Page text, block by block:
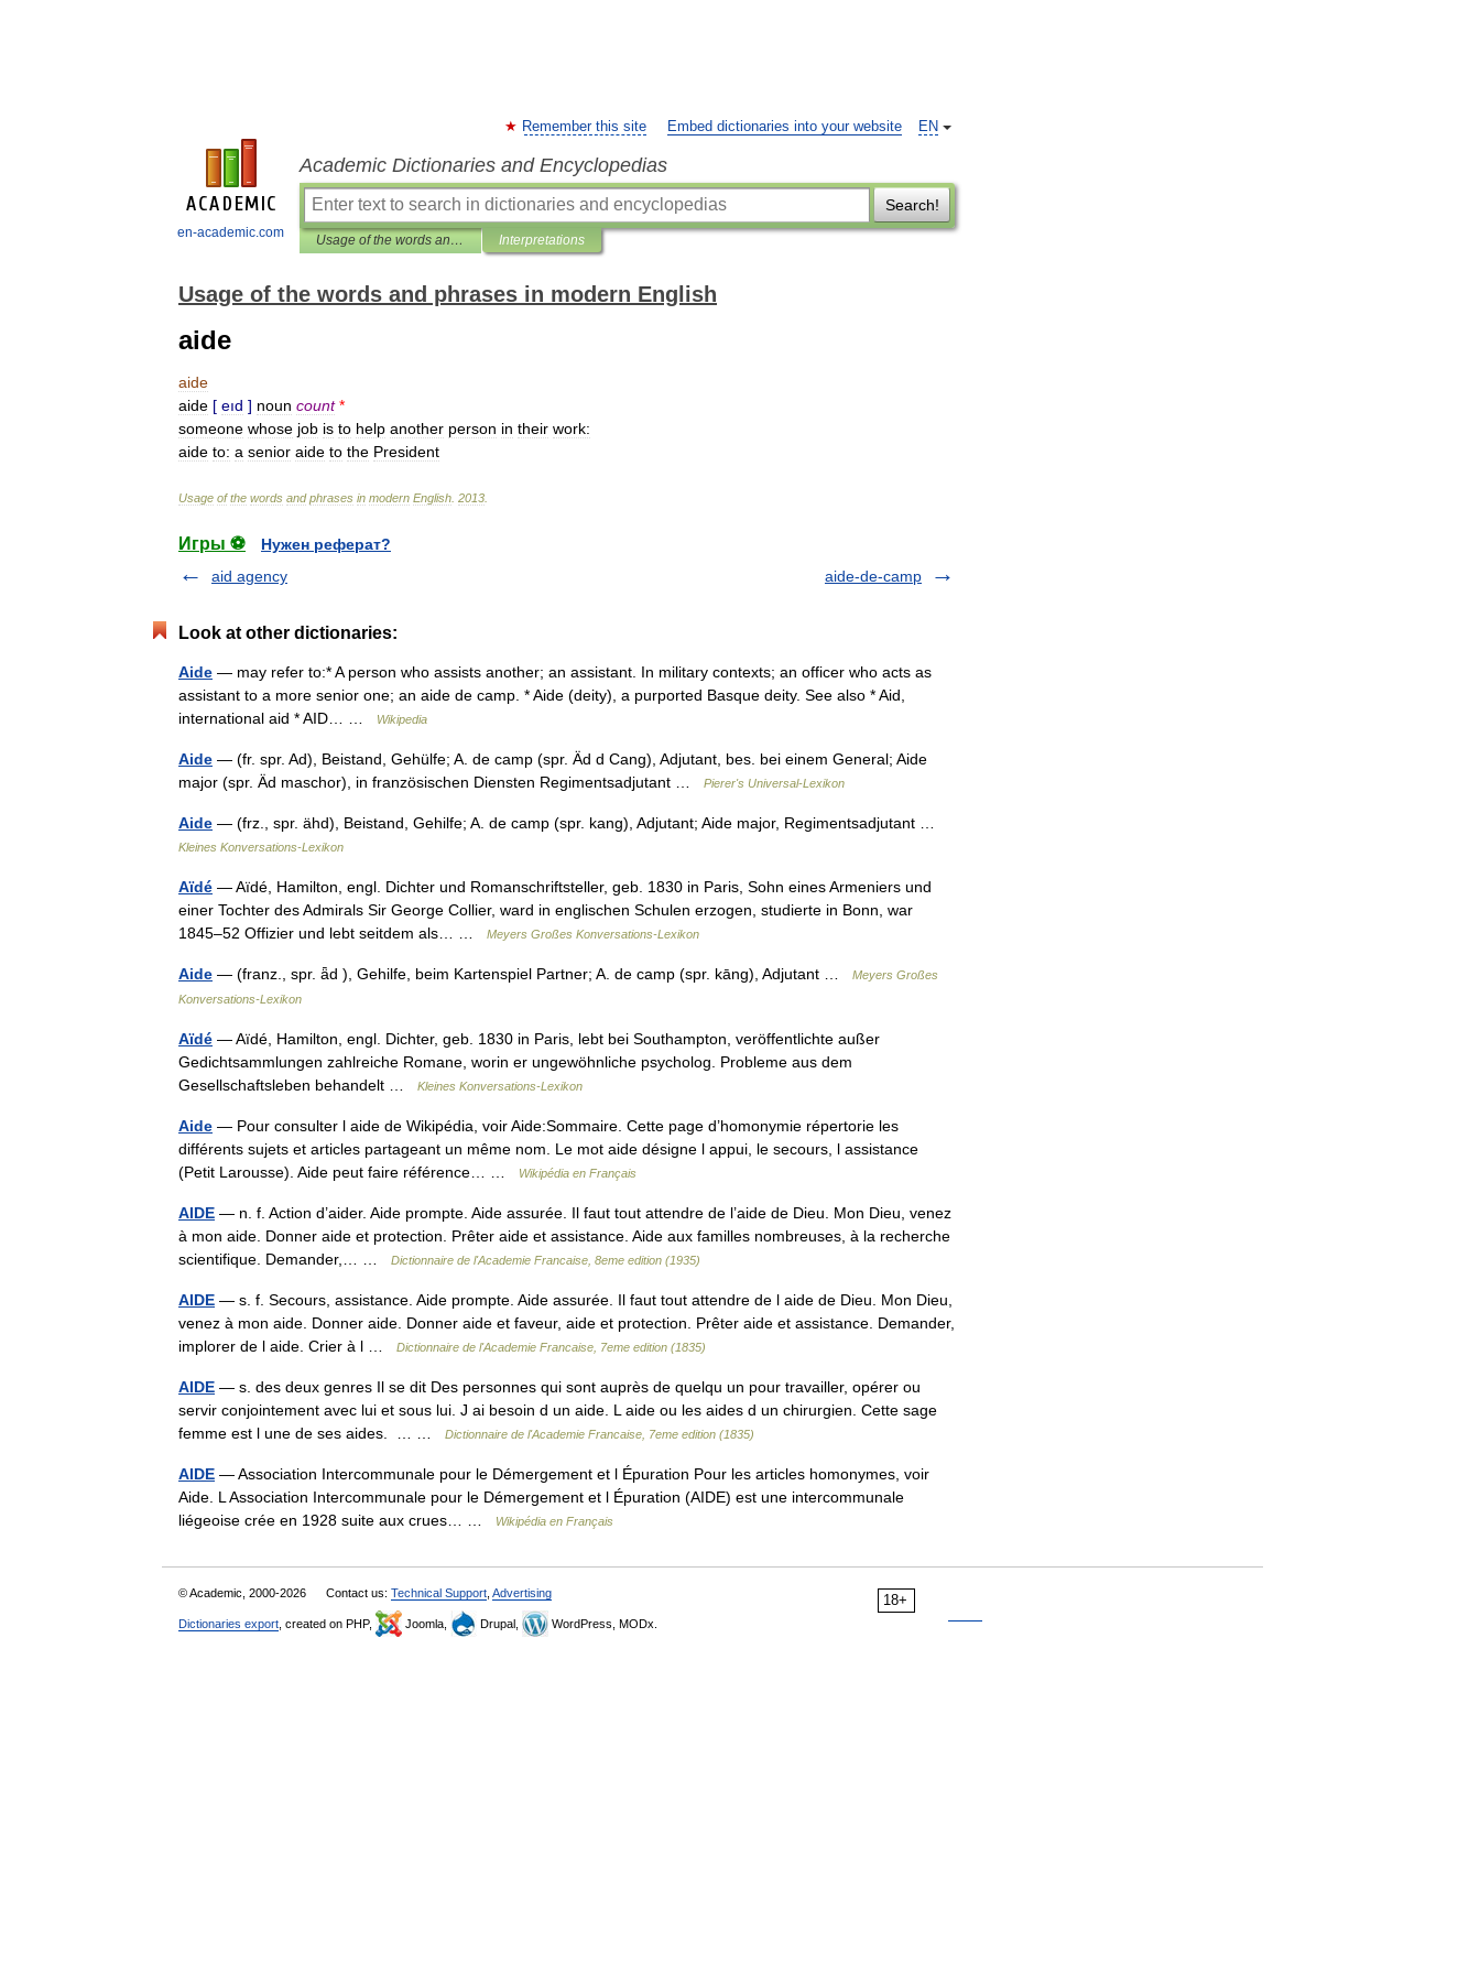
en-academic.com
EN
Remember this site Embed dictionaries into your website
Academic Dictionaries and Encyclopedias
Search!
Usage of the words and phrases in modern English Interpretations
Usage of the words and phrases in modern English
aide
aide
aide [ eıd ] noun count *
someone whose job is to help another person in their work:
aide to: a senior aide to the President
Usage of the words and phrases in modern English 2013
Игры ⚽
Нужен реферат?
aid agency
aide-de-camp
Look at other dictionaries:
Aide — may refer to:* A person who assists another; an assistant. In military contexts; an officer who acts as
assistant to a more senior one; an aide de camp. * Aide (deity), a purported Basque deity. See also * Aid,
international aid * AID… …
Wikipedia
Aide — (fr. spr. Ad), Beistand, Gehülfe; A. de camp (spr. Äd d Cang), Adjutant, bes. bei einem General; Aide
major (spr. Äd maschor), in französischen Diensten Regimentsadjutant …
Pierer's Universal-Lexikon
Aide — (frz., spr. ähd), Beistand, Gehilfe; A. de camp (spr. kang), Adjutant; Aide major, Regimentsadjutant …
Kleines Konversations-Lexikon
Aïdé — Aïdé, Hamilton, engl. Dichter und Romanschriftsteller, geb. 1830 in Paris, Sohn eines Armeniers und
einer Tochter des Admirals Sir George Collier, ward in englischen Schulen erzogen, studierte in Bonn, war
1845–52 Offizier und lebt seitdem als… …
Meyers Großes Konversations-Lexikon
Aide — (franz., spr. ǟd ), Gehilfe, beim Kartenspiel Partner; A. de camp (spr. kāng), Adjutant …
Meyers Großes
Konversations-Lexikon
Aïdé — Aïdé, Hamilton, engl. Dichter, geb. 1830 in Paris, lebt bei Southampton, veröffentlichte außer
Gedichtsammlungen zahlreiche Romane, worin er ungewöhnliche psycholog. Probleme aus dem
Gesellschaftsleben behandelt …
Kleines Konversations-Lexikon
Aide — Pour consulter l aide de Wikipédia, voir Aide:Sommaire. Cette page d’homonymie répertorie les
différents sujets et articles partageant un même nom. Le mot aide désigne l appui, le secours, l assistance
(Petit Larousse). Aide peut faire référence… …
Wikipédia en Français
AIDE — n. f. Action d’aider. Aide prompte. Aide assurée. Il faut tout attendre de l’aide de Dieu. Mon Dieu, venez
à mon aide. Donner aide et protection. Prêter aide et assistance. Aide aux familles nombreuses, à la recherche
scientifique. Demander,… …
Dictionnaire de l'Academie Francaise, 8eme edition (1935)
AIDE — s. f. Secours, assistance. Aide prompte. Aide assurée. Il faut tout attendre de l aide de Dieu. Mon Dieu,
venez à mon aide. Donner aide. Donner aide et faveur, aide et protection. Prêter aide et assistance. Demander,
implorer de l aide. Crier à l …
Dictionnaire de l'Academie Francaise, 7eme edition (1835)
AIDE — s. des deux genres Il se dit Des personnes qui sont auprès de quelqu un pour travailler, opérer ou
servir conjointement avec lui et sous lui. J ai besoin d un aide. L aide ou les aides d un chirurgien. Cette sage
femme est l une de ses aides. … …
Dictionnaire de l'Academie Francaise, 7eme edition (1835)
AIDE — Association Intercommunale pour le Démergement et l Épuration Pour les articles homonymes, voir
Aide. L Association Intercommunale pour le Démergement et l Épuration (AIDE) est une intercommunale
liégeoise crée en 1928 suite aux crues… …
Wikipédia en Français
18+
© Academic, 2000-2026 Contact us: Technical Support Advertising
Dictionaries export , created on PHP, Joomla, Drupal, WordPress, MODx.